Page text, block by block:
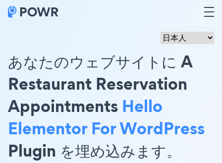
あなたのウェブサイトに A
Restaurant Reservation
Appointments Hello
Elementor For WordPress
Plugin を埋め込みます。